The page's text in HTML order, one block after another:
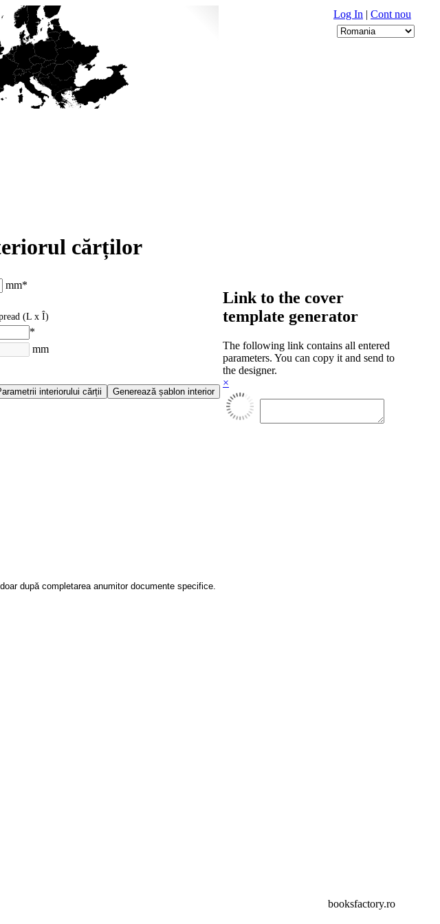
Log In | Cont nou
cărților
mm*
(L x Î)
*
mm
Link to the cover
template generator
The following link contains all entered
parameters. You can copy it and send to
the designer.
×
după completarea anumitor documente specifice.
booksfactory.ro